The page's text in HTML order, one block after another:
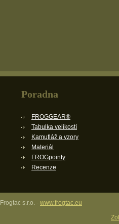
Poradna
FROGGEAR®
Tabulka velikostí
Kamufláž a vzory
Materiál
FROGpointy
Recenze
s.r.o. - www.frogtac.eu